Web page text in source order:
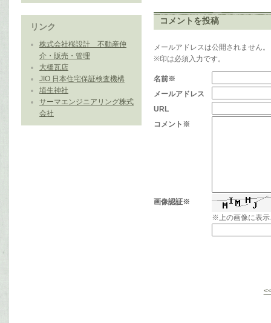
リンク
株式会社桜設計 不動産仲
介・販売・管理
大橋瓦店
JIO 日本住宅保証検査機構
埴生神社
サーマエンジニアリング株式
会社
コメントを投稿
メールアドレスは公開されません。
※印は必須入力です。
名前※
メールアドレス
URL
コメント※
画像認証※
※上の画像に表示